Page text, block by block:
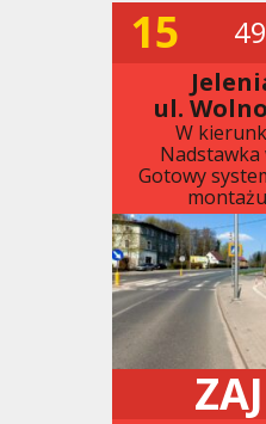
15
ul.
W
Nadstawka
Gotowy